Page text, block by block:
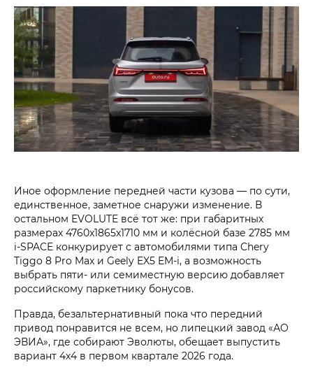
Иное оформление передней части кузова — по сути,
единственное, заметное снаружи изменение. В
остальном EVOLUTE всё тот же: при габаритных
размерах 4760x1865x1710 мм и колёсной базе 2785 мм
i‑SPACE конкурирует с автомобилями типа Chery
Tiggo 8 Pro Max и Geely EX5 EM-i, а возможность
выбрать пяти- или семиместную версию добавляет
российскому паркетнику бонусов.
Правда, безальтернативный пока что передний
привод понравится не всем, но липецкий завод «АО
ЭВИА», где собирают Эволюты, обещает выпустить
вариант 4х4 в первом квартале 2026 года.